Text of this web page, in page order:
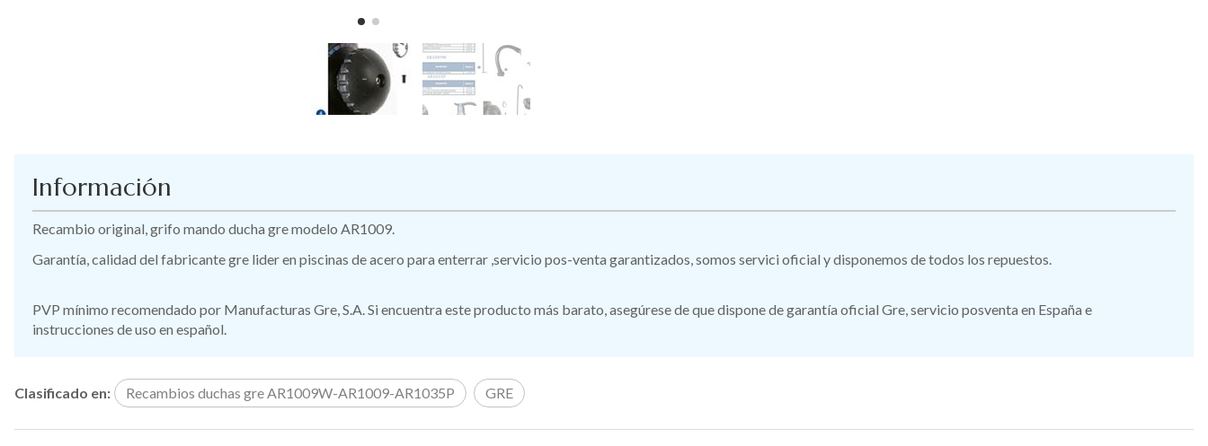
Información
Recambio original, grifo mando ducha gre modelo AR1009.
Garantía, calidad del fabricante gre lider en piscinas de acero para enterrar ,servicio pos-venta garantizados, somos servici oficial y disponemos de todos los repuestos.
PVP mínimo recomendado por Manufacturas Gre, S.A. Si encuentra este producto más barato, asegúrese de que dispone de garantía oficial Gre, servicio posventa en España e
instrucciones de uso en español.
Clasificado en: Recambios duchas gre AR1009W-AR1009-AR1035P GRE